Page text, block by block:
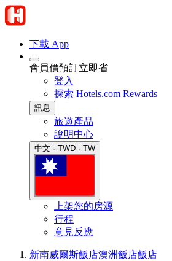
下載 App
會員價預訂立即省
登入
探索 Hotels.com Rewards
訊息
旅遊產品
說明中心
中文 · TWD · TW
上架您的房源
行程
意見反應
新南威爾斯飯店澳洲飯店飯店